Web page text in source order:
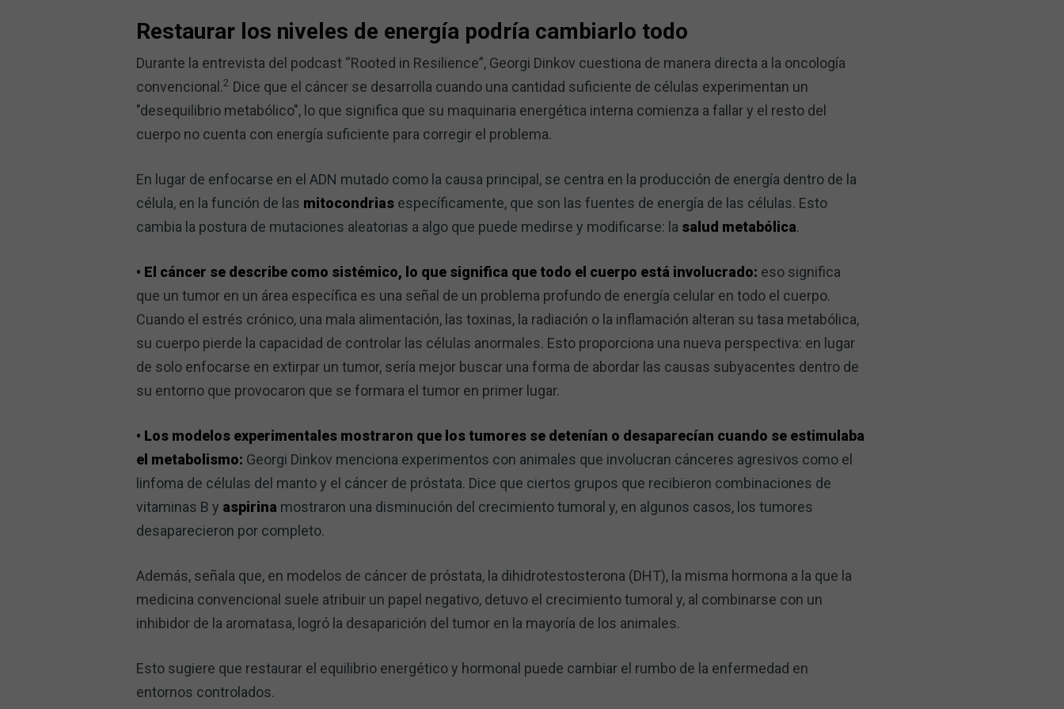
Restaurar los niveles de energía podría cambiarlo todo
Durante la entrevista del podcast “Rooted in Resilience”, Georgi Dinkov cuestiona de manera directa a la oncología
convencional.2 Dice que el cáncer se desarrolla cuando una cantidad suficiente de células experimentan un
"desequilibrio metabólico", lo que significa que su maquinaria energética interna comienza a fallar y el resto del
cuerpo no cuenta con energía suficiente para corregir el problema.
En lugar de enfocarse en el ADN mutado como la causa principal, se centra en la producción de energía dentro de la
célula, en la función de las mitocondrias específicamente, que son las fuentes de energía de las células. Esto
cambia la postura de mutaciones aleatorias a algo que puede medirse y modificarse: la salud metabólica.
• El cáncer se describe como sistémico, lo que significa que todo el cuerpo está involucrado: eso significa
que un tumor en un área específica es una señal de un problema profundo de energía celular en todo el cuerpo.
Cuando el estrés crónico, una mala alimentación, las toxinas, la radiación o la inflamación alteran su tasa metabólica,
su cuerpo pierde la capacidad de controlar las células anormales. Esto proporciona una nueva perspectiva: en lugar
de solo enfocarse en extirpar un tumor, sería mejor buscar una forma de abordar las causas subyacentes dentro de
su entorno que provocaron que se formara el tumor en primer lugar.
• Los modelos experimentales mostraron que los tumores se detenían o desaparecían cuando se estimulaba
el metabolismo: Georgi Dinkov menciona experimentos con animales que involucran cánceres agresivos como el
linfoma de células del manto y el cáncer de próstata. Dice que ciertos grupos que recibieron combinaciones de
vitaminas B y aspirina mostraron una disminución del crecimiento tumoral y, en algunos casos, los tumores
desaparecieron por completo.
Además, señala que, en modelos de cáncer de próstata, la dihidrotestosterona (DHT), la misma hormona a la que la
medicina convencional suele atribuir un papel negativo, detuvo el crecimiento tumoral y, al combinarse con un
inhibidor de la aromatasa, logró la desaparición del tumor en la mayoría de los animales.
Esto sugiere que restaurar el equilibrio energético y hormonal puede cambiar el rumbo de la enfermedad en
entornos controlados.